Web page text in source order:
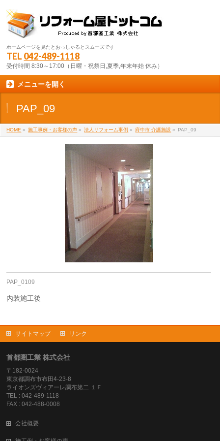
ホームページを見たとおっしゃるとスムーズです
TEL 042-489-1118
受付時間 8:30～17:00（日曜・祝祭日,夏季,年末年始 休み）
メニューを開く
PAP_09
HOME » 施工事例・お客様の声 » 法人リフォーム事例 » 府中市 介護施設 » PAP_09
PAP_0109
内装施工後
サイトマップ リンク
首都圏工業 株式会社
〒182-0024
東京都調布市布田4-23-8
ライオンズヴィアーレ調布第二 １Ｆ
TEL : 042-489-1118
FAX : 042-488-0008
会社概要